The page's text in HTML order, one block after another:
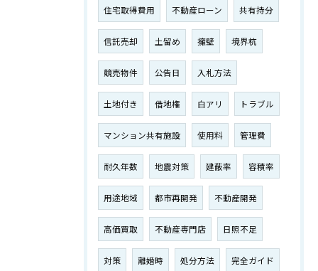
住宅取得費用 不動産ローン 共有持分
信託売却 土留め 擁壁 境界杭
競売物件 公告日 入札方法
土地付き 借地権 白アリ トラブル
マンション共有施設 使用料 管理費
耐久年数 地震対策 建蔽率 容積率
用途地域 都市再開発 不動産開発
高価買取 不動産専門店 日照不足
対策 離婚時 処分方法 完全ガイド